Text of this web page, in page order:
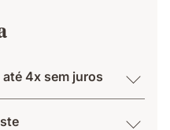
4x sem juros